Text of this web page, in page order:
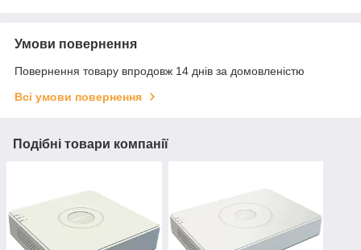
Умови повернення
Повернення товару впродовж 14 днів за домовленістю
Всі умови повернення
Подібні товари компанії